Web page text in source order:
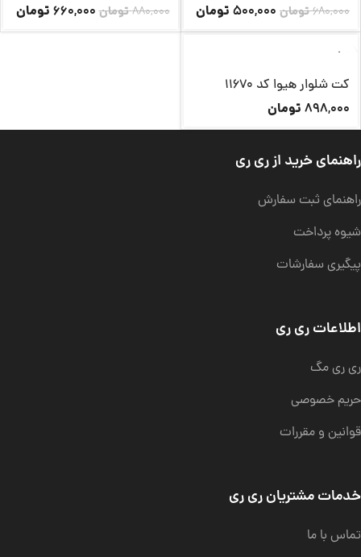
680,000تومان 500,000 تومان 880,000تومان660,000 تومان
کت شلوار هیوا کد 11670
898,000 تومان
راهنمای خرید از ری ری
راهنمای ثبت سفارش
شیوه پرداخت
پیگیری سفارشات
اطلاعات ری ری
ری ری مگ
حریم خصوصی
قوانین و مقررات
خدمات مشتریان ری ری
تماس با ما